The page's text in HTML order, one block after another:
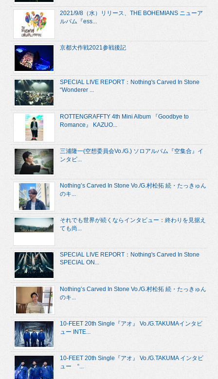
2021/9/8（水）リリース、THE BOHEMIANS ニューア
ルバム『ess...
京都大作戦2021参戦後記
SPECIAL LIVE REPORT：Nothing's Carved In Stone
“Wonderer ...
ROTTENGRAFFTY 4th Mini Album 『Goodbye to
Romance』 KAZUO...
三浦隆一(空想委員会Vo./G.) ソロアルバム『空集合』イ
ンタビ...
Nothing’s Carved In Stone Vo./G.村松拓 続・たっきゅん
のキ...
それでも世界が続くならインタビュー：終わりを見据え
ても尚...
SPECIAL LIVE REPORT：Nothing's Carved In Stone
SPECIAL ON...
Nothing’s Carved In Stone Vo./G.村松拓 続・たっきゅん
のキ...
10-FEET 20th Single『アオ』 Vo./G.TAKUMAインタビ
ュー INTE...
10-FEET 20th Single『アオ』 Vo./G.TAKUMA インタビ
ュー “...